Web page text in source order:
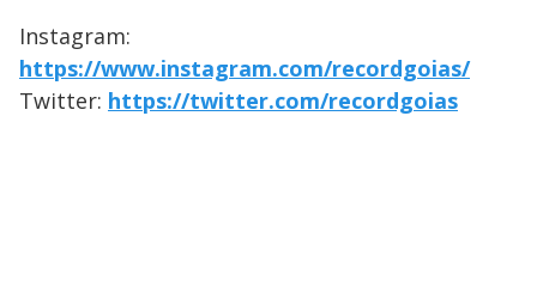
Instagram:
https://www.instagram.com/recordgoias/
Twitter: https://twitter.com/recordgoias